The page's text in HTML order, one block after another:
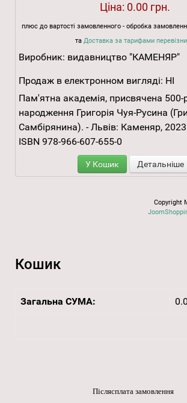
Ціна: 0.00 грн.
плюс до вартості замовленного - обробка
та Доставка за тарифами
Виробник: видавництво "КАМЕНЯР"
Продаж в електронном вигляді: НІ
Пам'ятна академія, присвячена 500-
народження Григорія Чуя-Русина
Самбірянина). - Львів: Каменяр,
ISBN 978-966-607-655-0
У Кошик Детальніше
Copyright
Кошик
Загальна СУМА:
Післясплата замовлення